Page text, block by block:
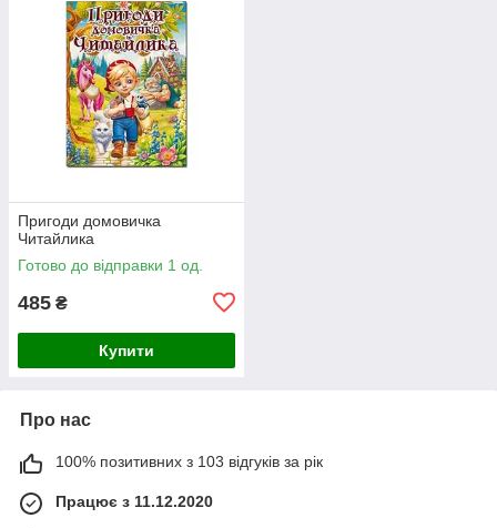
Пригоди домовичка
Читайлика
Готово до відправки 1 од.
485 ₴
Купити
Про нас
100% позитивних з 103 відгуків за рік
Працює з 11.12.2020